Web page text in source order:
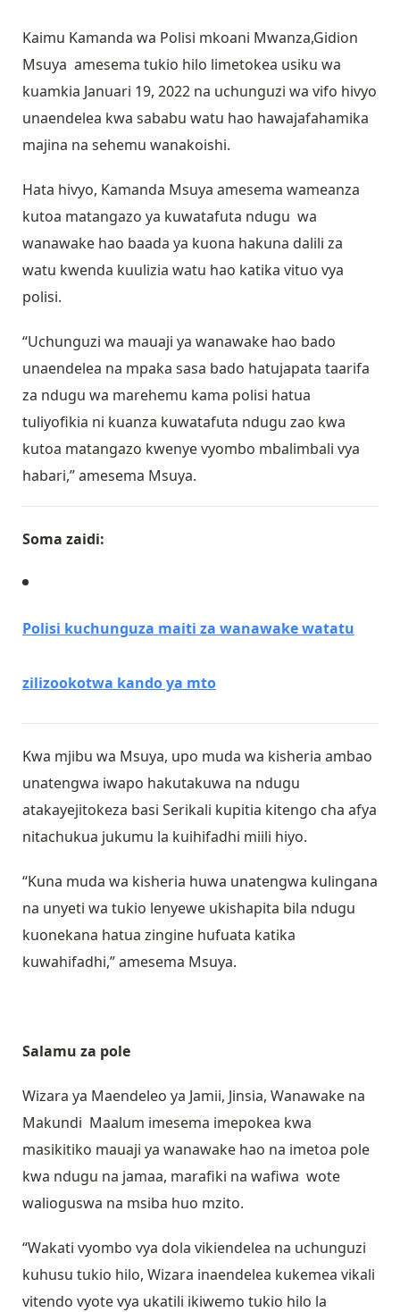
Kaimu Kamanda wa Polisi mkoani Mwanza,Gidion
Msuya amesema tukio hilo limetokea usiku wa
kuamkia Januari 19, 2022 na uchunguzi wa vifo hivyo
unaendelea kwa sababu watu hao hawajafahamika
majina na sehemu wanakoishi.
Hata hivyo, Kamanda Msuya amesema wameanza
kutoa matangazo ya kuwatafuta ndugu wa
wanawake hao baada ya kuona hakuna dalili za
watu kwenda kuulizia watu hao katika vituo vya
polisi.
“Uchunguzi wa mauaji ya wanawake hao bado
unaendelea na mpaka sasa bado hatujapata taarifa
za ndugu wa marehemu kama polisi hatua
tuliyofikia ni kuanza kuwatafuta ndugu zao kwa
kutoa matangazo kwenye vyombo mbalimbali vya
habari,” amesema Msuya.
Soma zaidi:
Polisi kuchunguza maiti za wanawake watatu
zilizookotwa kando ya mto
Kwa mjibu wa Msuya, upo muda wa kisheria ambao
unatengwa iwapo hakutakuwa na ndugu
atakayejitokeza basi Serikali kupitia kitengo cha afya
nitachukua jukumu la kuihifadhi miili hiyo.
“Kuna muda wa kisheria huwa unatengwa kulingana
na unyeti wa tukio lenyewe ukishapita bila ndugu
kuonekana hatua zingine hufuata katika
kuwahifadhi,” amesema Msuya.
Salamu za pole
Wizara ya Maendeleo ya Jamii, Jinsia, Wanawake na
Makundi Maalum imesema imepokea kwa
masikitiko mauaji ya wanawake hao na imetoa pole
kwa ndugu na jamaa, marafiki na wafiwa wote
walioguswa na msiba huo mzito.
“Wakati vyombo vya dola vikiendelea na uchunguzi
kuhusu tukio hilo, Wizara inaendelea kukemea vikali
vitendo vyote vya ukatili ikiwemo tukio hilo la